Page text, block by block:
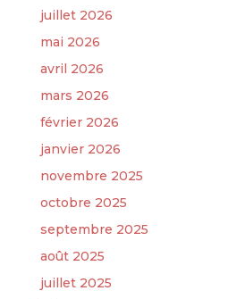
juillet 2026
mai 2026
avril 2026
mars 2026
février 2026
janvier 2026
novembre 2025
octobre 2025
septembre 2025
août 2025
juillet 2025